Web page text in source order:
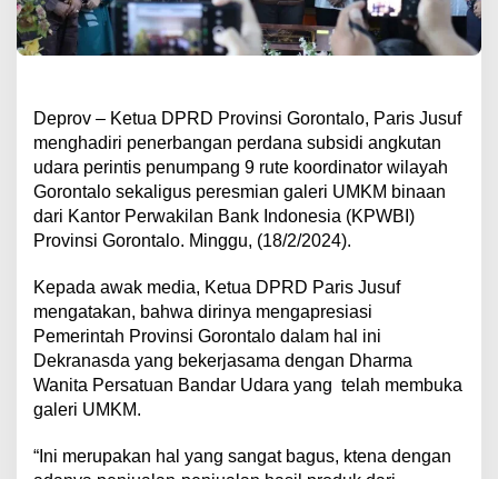
Deprov – Ketua DPRD Provinsi Gorontalo, Paris Jusuf
menghadiri penerbangan perdana subsidi angkutan
udara perintis penumpang 9 rute koordinator wilayah
Gorontalo sekaligus peresmian galeri UMKM binaan
dari Kantor Perwakilan Bank Indonesia (KPWBI)
Provinsi Gorontalo. Minggu, (18/2/2024).
Kepada awak media, Ketua DPRD Paris Jusuf
mengatakan, bahwa dirinya mengapresiasi
Pemerintah Provinsi Gorontalo dalam hal ini
Dekranasda yang bekerjasama dengan Dharma
Wanita Persatuan Bandar Udara yang telah membuka
galeri UMKM.
“Ini merupakan hal yang sangat bagus, ktena dengan